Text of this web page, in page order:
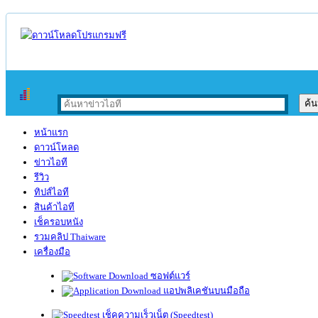
หน้าแรก
ดาวน์โหลด
ข่าวไอที
รีวิว
ทิปส์ไอที
สินค้าไอที
เช็ครอบหนัง
รวมคลิป Thaiware
เครื่องมือ
ซอฟต์แวร์
แอปพลิเคชันบนมือถือ
เช็คความเร็วเน็ต (Speedtest)